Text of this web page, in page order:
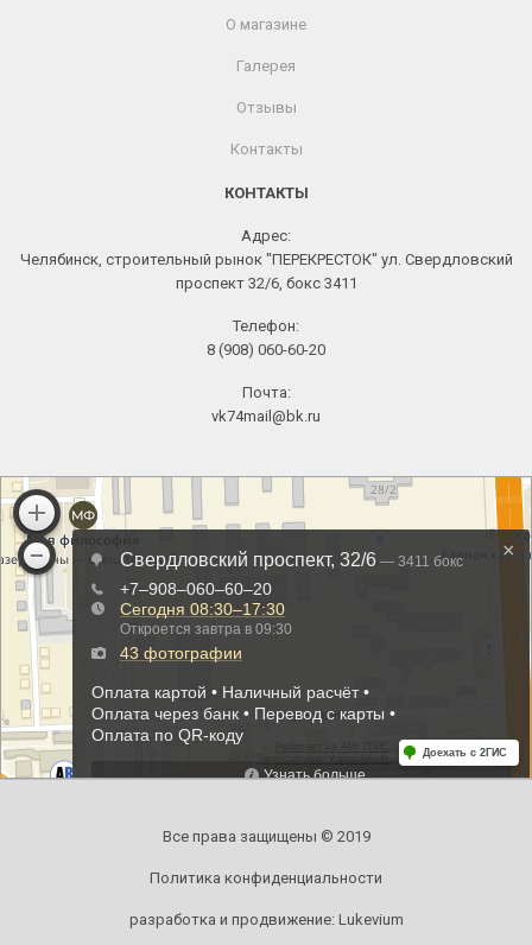
О магазине
Галерея
Отзывы
Контакты
КОНТАКТЫ
Адрес:
Челябинск, строительный рынок "ПЕРЕКРЕСТОК" ул. Свердловский
проспект 32/6, бокс 3411
Телефон:
8 (908) 060-60-20
Почта:
vk74mail@bk.ru
Все права защищены © 2019
Политика конфиденциальности
разработка и продвижение: Lukevium